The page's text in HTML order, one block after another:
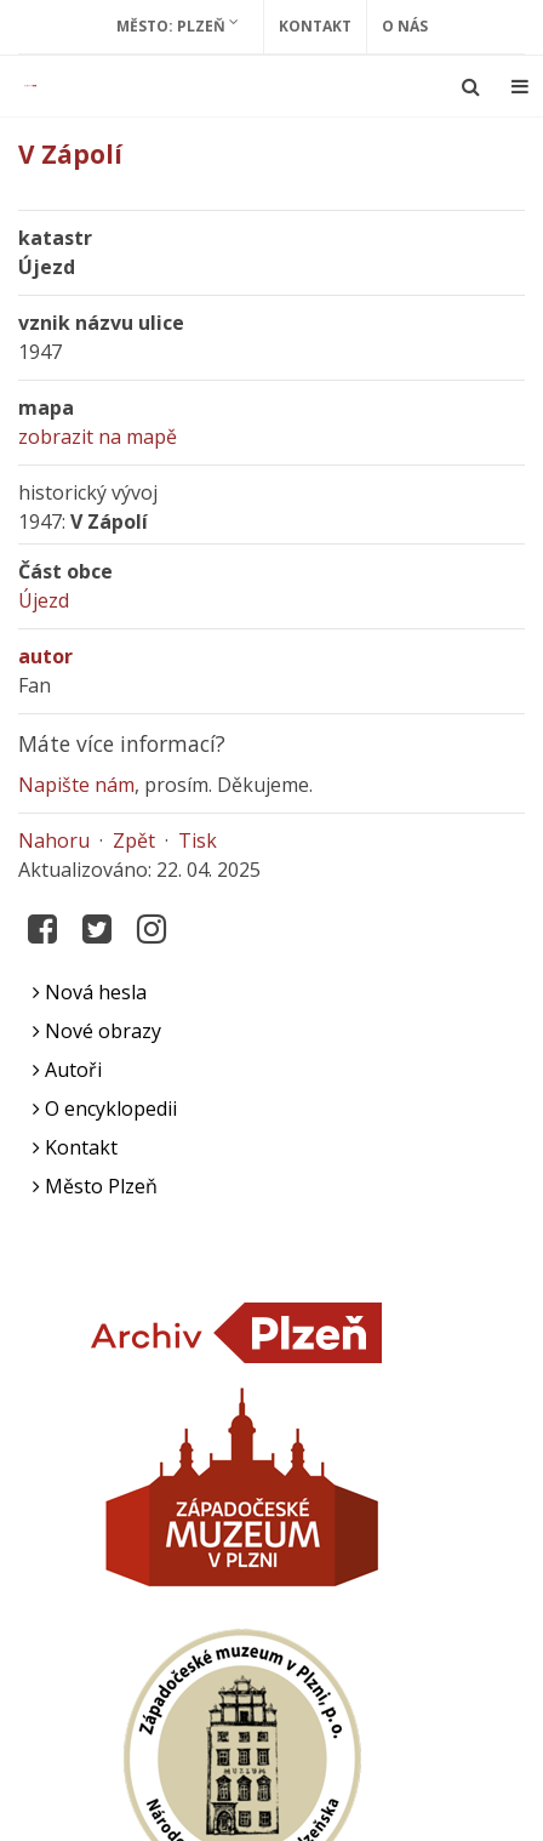
MĚSTO: PLZEŇ KONTAKT O NÁS
V Zápolí
katastr
Újezd
vznik názvu ulice
1947
mapa
zobrazit na mapě
historický vývoj
1947: V Zápolí
Část obce
Újezd
autor
Fan
Máte více informací?
Napište nám, prosím. Děkujeme.
Nahoru · Zpět · Tisk
Aktualizováno: 22. 04. 2025
Nová hesla
Nové obrazy
Autoři
O encyklopedii
Kontakt
Město Plzeň